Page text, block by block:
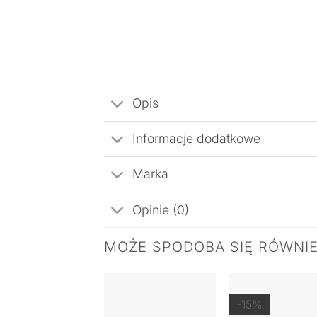
Opis
Informacje dodatkowe
Marka
Opinie (0)
MOŻE SPODOBA SIĘ
-15%